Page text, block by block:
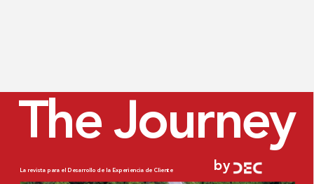
The Journey
by
La revista para el Desarrollo de la Experiencia de Cliente